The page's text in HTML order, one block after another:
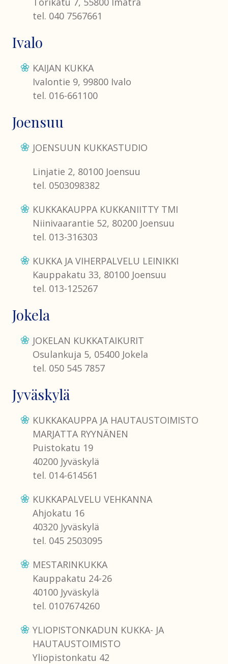
tel. 040 7567661
Ivalo
KAIJAN KUKKA
Ivalontie 9, 99800 Ivalo
tel. 016-661100
Joensuu
JOENSUUN KUKKASTUDIO
Linjatie 2, 80100 Joensuu
tel. 0503098382
KUKKAKAUPPA KUKKANIITTY TMI
Niinivaarantie 52, 80200 Joensuu
tel. 013-316303
KUKKA JA VIHERPALVELU LEINIKKI
Kauppakatu 33, 80100 Joensuu
tel. 013-125267
Jokela
JOKELAN KUKKATAIKURIT
Osulankuja 5, 05400 Jokela
tel. 050 545 7857
Jyväskylä
KUKKAKAUPPA JA HAUTAUSTOIMISTO
MARJATTA RYYNÄNEN
Puistokatu 19
40200 Jyväskylä
tel. 014-614561
KUKKAPALVELU VEHKANNA
Ahjokatu 16
40320 Jyväskylä
tel. 045 2503095
MESTARINKUKKA
Kauppakatu 24-26
40100 Jyväskylä
tel. 0107674260
YLIOPISTONKADUN KUKKA- JA
HAUTAUSTOIMISTO
Yliopistonkatu 42